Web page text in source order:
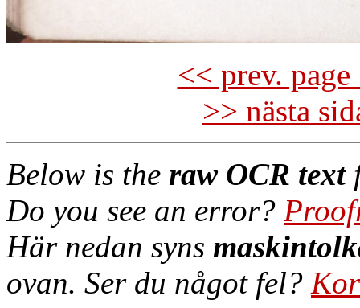
<< prev.
>> nästa
Below is the raw OCR text
Do you see an error?
Här nedan syns
ovan. Ser du något fel?